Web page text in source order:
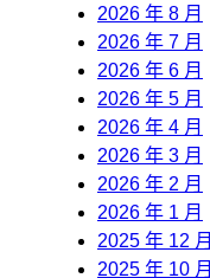
2026 年 8 月
2026 年 7 月
2026 年 6 月
2026 年 5 月
2026 年 4 月
2026 年 3 月
2026 年 2 月
2026 年 1 月
2025 年 12 月
2025 年 10 月